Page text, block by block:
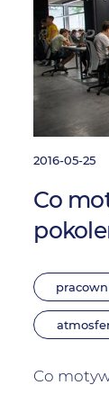
2016-05-25
Co
Co